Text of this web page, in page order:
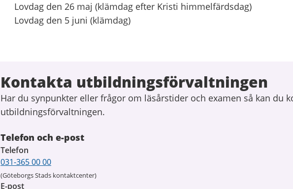
Lovdag den 26 maj (klämdag efter Kristi himmelfärdsdag)
Lovdag den 5 juni (klämdag)
Kontakta utbildningsförvaltningen
Har du synpunkter eller frågor om läsårstider och examen så kan du
utbildningsförvaltningen.
Telefon och e-post
Telefon
031-365 00 00
(Göteborgs Stads kontaktcenter)
E-post